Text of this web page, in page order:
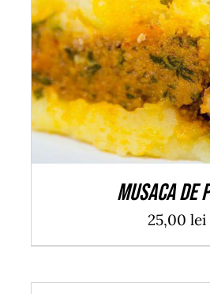
ADAUGĂ ÎN COȘ /
Musaca de
25,00 lei